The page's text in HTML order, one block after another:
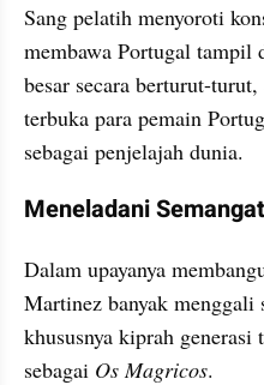
Sang pelatih menyoroti
membawa Portugal tampil
besar secara berturut-
terbuka para pemain
sebagai penjelajah dunia.
Meneladani
Dalam upayanya
Martinez banyak menggali
khususnya kiprah
sebagai Os Magricos.